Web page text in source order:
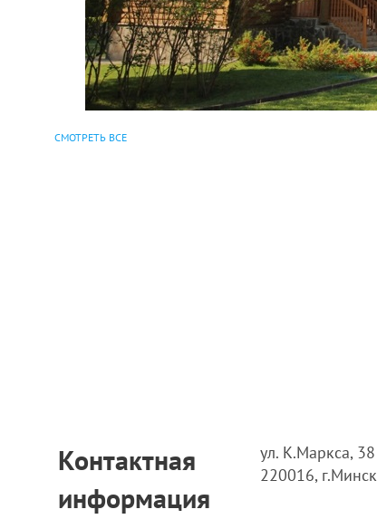
СМОТРЕТЬ ВСЕ
Контактная
информация
ул. К.Маркса, 38
220016, г.Минск